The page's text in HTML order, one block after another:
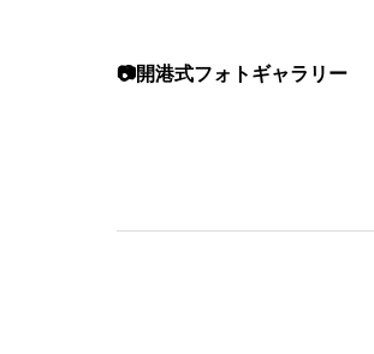
📷開港式フォトギャラリー